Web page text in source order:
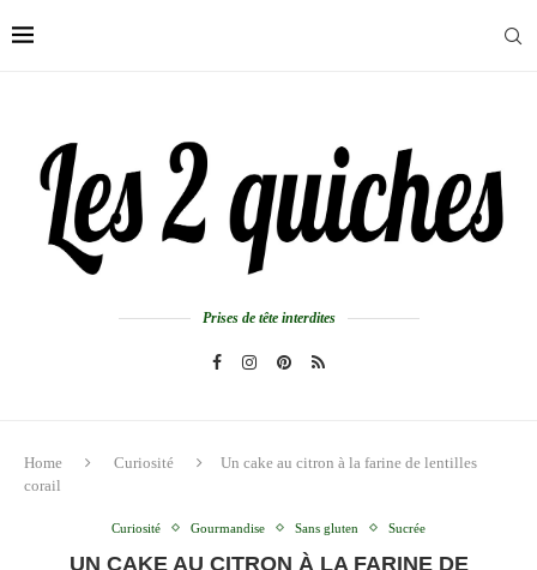
Prises de tête interdites
Home Curiosité
Un cake au citron à la farine de lentilles
corail
Curiosité Gourmandise Sans gluten Sucrée
UN CAKE AU CITRON À LA FARINE DE